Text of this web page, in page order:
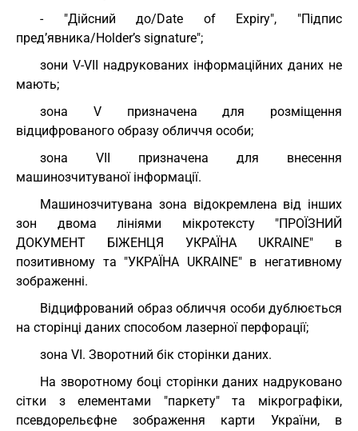
- "Дійсний до/Date of Expiry", "Підпис
пред’явника/Holder’s signature";
зони V-VII надрукованих інформаційних даних не
мають;
зона V призначена для розміщення
відцифрованого образу обличчя особи;
зона VII призначена для внесення
машинозчитуваної інформації.
Машинозчитувана зона відокремлена від інших
зон двома лініями мікротексту "ПРОЇЗНИЙ
ДОКУМЕНТ БІЖЕНЦЯ УКРАЇНА UKRAINE" в
позитивному та "УКРАЇНА UKRAINE" в негативному
зображенні.
Відцифрований образ обличчя особи дублюється
на сторінці даних способом лазерної перфорації;
зона VI. Зворотний бік сторінки даних.
На зворотному боці сторінки даних надруковано
сітки з елементами "паркету" та мікрографіки,
псевдорельєфне зображення карти України, в